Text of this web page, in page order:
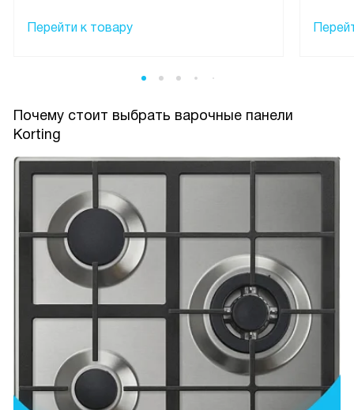
Перейти к товару
Почему стоит выбрать варочные панели
Korting